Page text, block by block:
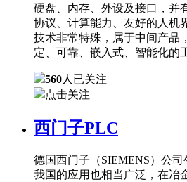
硬盘、内存、外设及接口，并
协议、计算能力、友好的人机
技术非常特殊，属于中间产品
定、可靠、嵌入式、智能化的
560人已关注
点击关注
西门子PLC
德国西门子（SIEMENS）公
我国的应用也相当广泛，在冶